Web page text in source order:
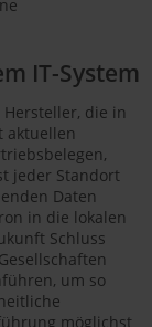
IT-System
Hersteller, die in
aktuellen
jeder Standort
Daten
in die lokalen
Schluss
um so
möglichst